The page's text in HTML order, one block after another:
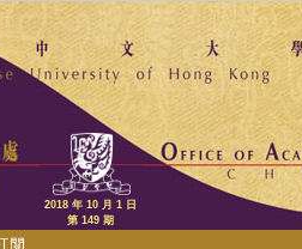
2018 年 10 月 1 日
第 149 期